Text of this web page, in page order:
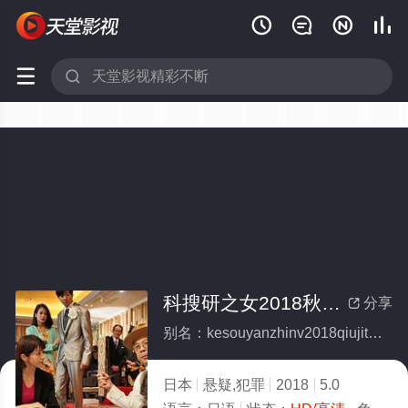
   
 
 分享
科搜研之女2018秋季特别篇
别名：kesouyanzhinv2018qiujitebiepian
日本 悬疑,犯罪 2018
5.0